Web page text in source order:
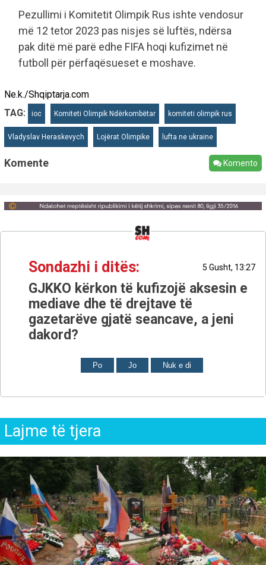
Pezullimi i Komitetit Olimpik Rus ishte vendosur
më 12 tetor 2023 pas nisjes së luftës, ndërsa
pak ditë më parë edhe FIFA hoqi kufizimet në
futboll për përfaqësueset e moshave.
Ne.k./Shqiptarja.com
TAG:
ioc Komiteti Olimpik Ndërkombëtar komiteti olimpik rus
Vladyslav Heraskevych Lojërat Olimpike lufta ne ukraine
Komente Komento
Sondazhi i ditës: 5 Gusht, 13:27
GJKKO kërkon të kufizojë aksesin e
mediave dhe të drejtave të
gazetarëve gjatë seancave, a jeni
dakord?
Po Jo Nuk e di
Lajme të tjera